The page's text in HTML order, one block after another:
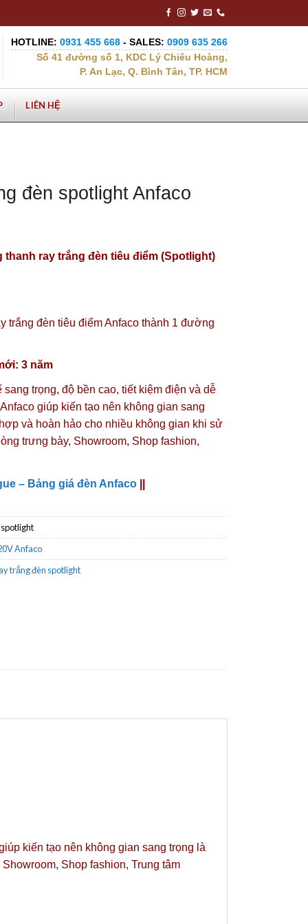
HOTLINE: 0931 455 668 - SALES: 0909 635 266
Số 41 đường số 1, KDC Lý Chiêu Hoàng,
P. An Lạc, Q. Bình Tân, TP. HCM
LIÊN HỆ
đèn spotlight Anfaco
thanh ray trắng đèn tiêu điểm (Spotlight)
trắng đèn tiêu điểm Anfaco thành 1 đường
3 năm
trọng, độ bền cao, tiết kiệm điện và dễ
giúp kiến tạo nên không gian sang
và hoàn hảo cho nhiều không gian khi sử
trưng bày, Showroom, Shop fashion,
– Bảng giá đèn Anfaco
Anfaco
trắng đèn spotlight
kiến tạo nên không gian sang trọng là
Shop fashion, Trung tâm